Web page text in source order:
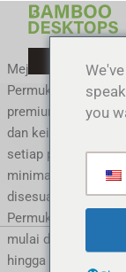
Lewati
konten
Meja Kerja Bambu
Permukaan meja
premium kami,
dan keindahan
setiap permukaan
minimal tiga lapisan
disesuaikan untuk
Permukaan meja
mulai dari 25mm
hingga 4000mm
you